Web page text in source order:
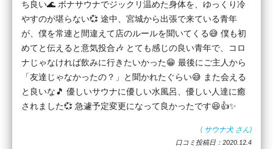
ち良い🌊 ボナサウナでジックリ温めた身体を、ゆっくり冷
やすのが堪らない💞 途中、宮城から出張で来ている青年
が、僕を常連と間違えて店のルールを聞いてくる😅 僕も初
めてと伝えると意気投合🎶 とても感じの良い青年で、コロ
ナじゃなければ飲みに行きたいかった😁 最後にご主人から
「友達じゃなかったの？」と聞かれたぐらい😅 また会える
と良いな🎵 優しいサウナに優しい水風呂、優しい人達に癒
されました💞 急遽予定変更になって良かったです😆👍✨
( サウナ犬 さん)
口コミ投稿日：2020.12.4